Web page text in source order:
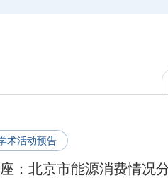
术活动预告